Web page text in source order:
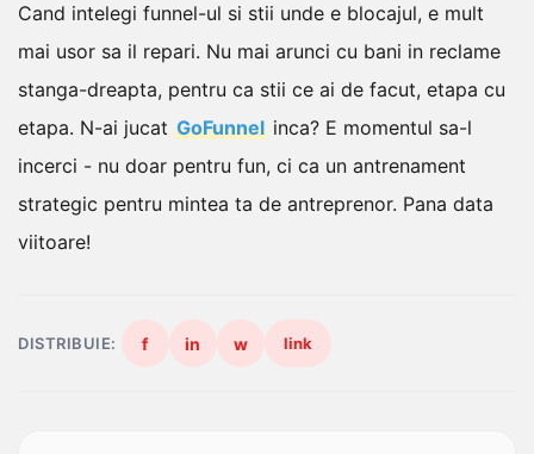
Cand intelegi funnel-ul si stii unde e blocajul, e mult
mai usor sa il repari. Nu mai arunci cu bani in reclame
stanga-dreapta, pentru ca stii ce ai de facut, etapa cu
etapa. N-ai jucat GoFunnel inca? E momentul sa-l
incerci - nu doar pentru fun, ci ca un antrenament
strategic pentru mintea ta de antreprenor. Pana data
viitoare!
DISTRIBUIE: f in w link